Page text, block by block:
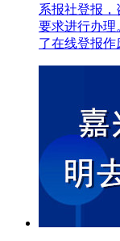
系报社登报
要求进行办理
了在线登报作